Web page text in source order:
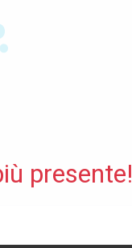
presente!